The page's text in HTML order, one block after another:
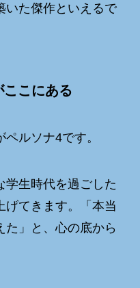
いた傑作といえるで
こにある
ルソナ4です。
学生時代を過ごした
げてきます。「本当
た」と、心の底から